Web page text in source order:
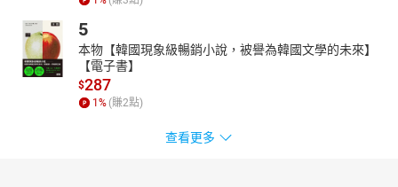
5
本物【韓國現象級暢銷小說，被譽為韓國文學的未來】
【電子書】
$287
1% (賺2點)
查看更多